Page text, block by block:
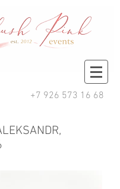
+7 926 573 16 68